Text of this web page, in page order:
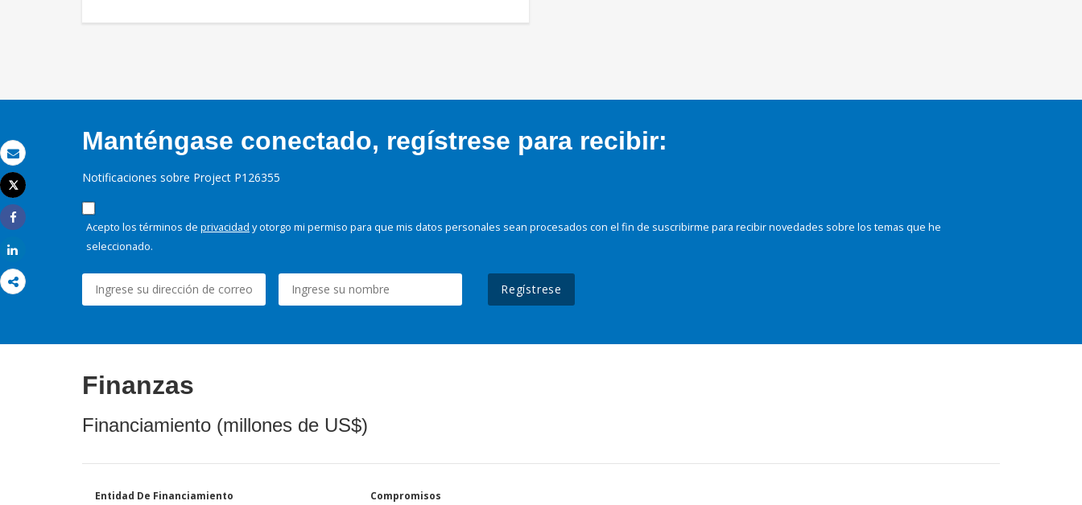
Correo electrónico
Imprimir
Tweet
Share
Manténgase conectado, regístrese para recibir:
Notificaciones sobre Project P126355
Acepto los términos de privacidad y otorgo mi permiso para que mis datos personales sean procesados con el fin de suscribirme para recibir novedades sobre los temas que he
seleccionado.
Regístrese
Finanzas
Financiamiento (millones de US$)
Entidad De Financiamiento Compromisos